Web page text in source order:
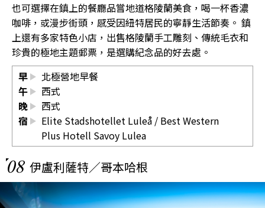
也可選擇在鎮上的餐廳品嘗地道格陵蘭美食，喝一杯香濃
咖啡，或漫步街頭，感受因紐特居民的寧靜生活節奏。 鎮
上還有多家特色小店，出售格陵蘭手工雕刻、傳統毛衣和
珍貴的極地主題郵票，是選購紀念品的好去處。
早
北極營地早餐
午
西式
晚
西式
宿
Elite Stadshotellet Luleå / Best Western
Plus Hotell Savoy Lulea
08 伊盧利薩特／哥本哈根